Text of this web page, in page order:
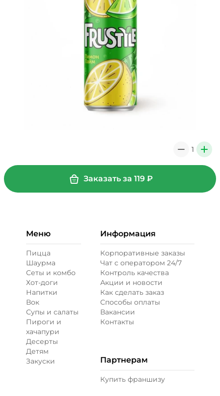
1 +
Заказать за 119 ₽
Меню
Пицца
Шаурма
Сеты и комбо
Хот-доги
Напитки
Вок
Супы и салаты
Пироги и
хачапури
Десерты
Детям
Закуски
Информация
Корпоративные заказы
Чат с оператором 24/7
Контроль качества
Акции и новости
Как сделать заказ
Способы оплаты
Вакансии
Контакты
Партнерам
Купить франшизу